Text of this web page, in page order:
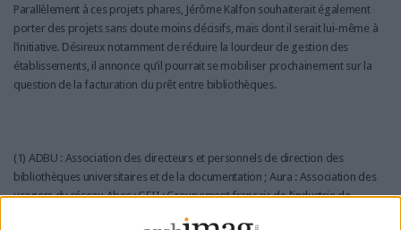
Parallèlement à ces projets phares, Jérôme Kalfon souhaiterait également
porter des projets sans doute moins décisifs, mais dont il serait lui-même à
l’initiative. Désireux notamment de réduire la lourdeur de gestion des
établissements, il annonce qu’il pourrait se mobiliser prochainement sur la
question de la facturation du prêt entre bibliothèques.
(1) ADBU : Association des directeurs et personnels de direction des
bibliothèques universitaires et de la documentation ; Aura : Association des
usagers du réseau Abes ; GFII : Groupement français de l’industrie de